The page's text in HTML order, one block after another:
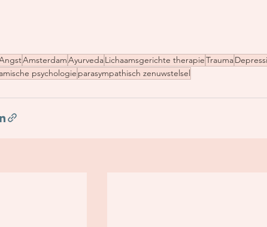
AmsterdamAyurvedaLichaamsgerichte therapieTrauma
psychologie parasympathisch zenuwstelsel